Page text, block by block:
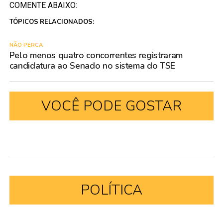
COMENTE ABAIXO:
TÓPICOS RELACIONADOS:
NÃO PERCA
Pelo menos quatro concorrentes registraram
candidatura ao Senado no sistema do TSE
VOCÊ PODE GOSTAR
POLÍTICA